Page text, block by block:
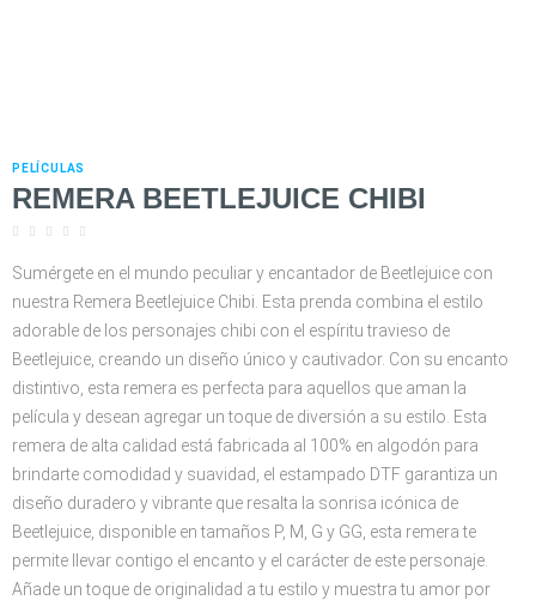
PELÍCULAS
REMERA BEETLEJUICE CHIBI
    
Sumérgete en el mundo peculiar y encantador de Beetlejuice con
nuestra Remera Beetlejuice Chibi. Esta prenda combina el estilo
adorable de los personajes chibi con el espíritu travieso de
Beetlejuice, creando un diseño único y cautivador. Con su encanto
distintivo, esta remera es perfecta para aquellos que aman la
película y desean agregar un toque de diversión a su estilo. Esta
remera de alta calidad está fabricada al 100% en algodón para
brindarte comodidad y suavidad, el estampado DTF garantiza un
diseño duradero y vibrante que resalta la sonrisa icónica de
Beetlejuice, disponible en tamaños P, M, G y GG, esta remera te
permite llevar contigo el encanto y el carácter de este personaje.
Añade un toque de originalidad a tu estilo y muestra tu amor por